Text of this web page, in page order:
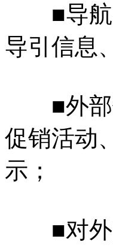
■导航导
导引信息
■外部信
促销活动
示；
■对外